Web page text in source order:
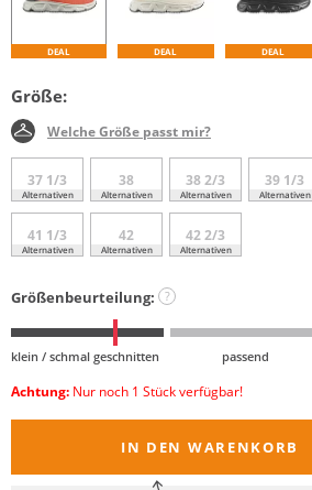
DEAL DEAL DEAL
Größe:
Welche Größe passt mir?
37 1/3
Alternativen
38
Alternativen
38 2/3
Alternativen
39 1/3
Alternativen
41 1/3
Alternativen
42
Alternativen
42 2/3
Alternativen
Größenbeurteilung: ?
klein / schmal geschnitten passend
Achtung: Nur noch 1 Stück verfügbar!
IN DEN WARENKORB